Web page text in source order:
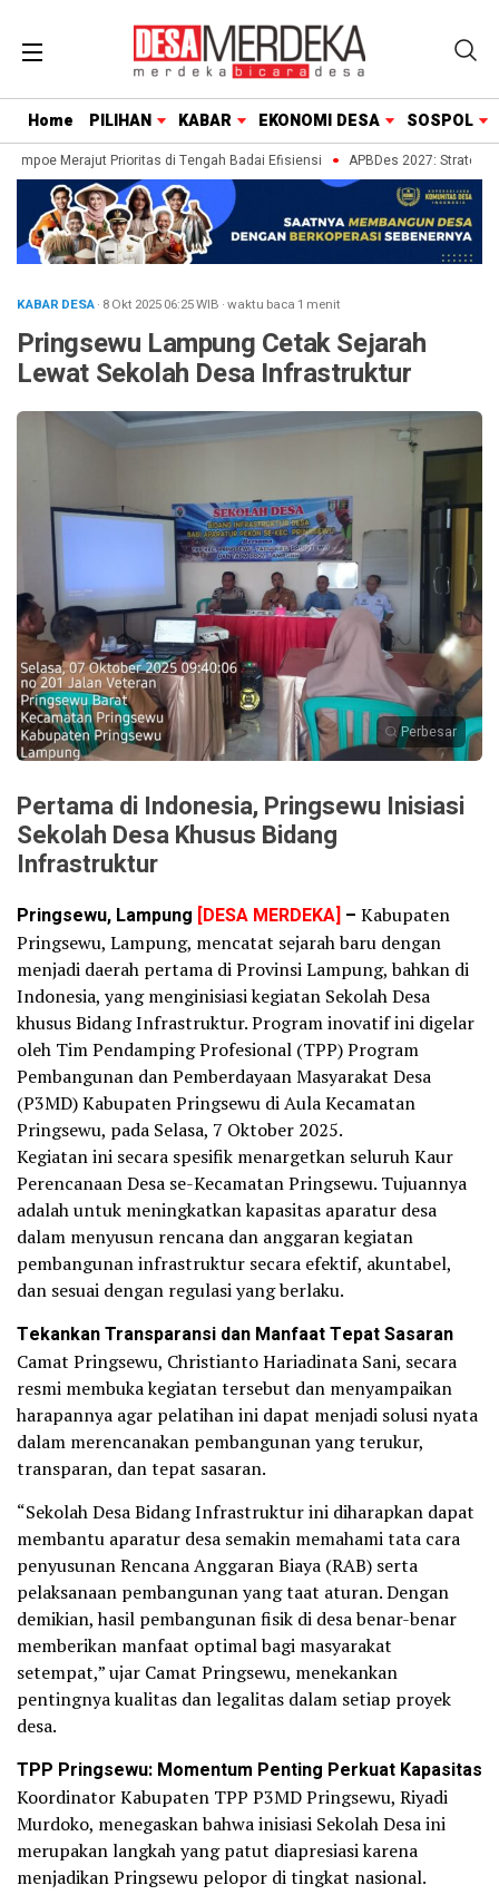
Home PILIHAN KABAR EKONOMI DESA SOSPOL
Merajut Prioritas di Tengah Badai Efisiensi APBDes 2027: Strategi
KABAR DESA· 8 Okt 202506:25WIB ·waktu baca 1 menit
Pringsewu Lampung Cetak Sejarah
Lewat Sekolah Desa Infrastruktur
Perbesar
Pertama di Indonesia, Pringsewu Inisiasi
Sekolah Desa Khusus Bidang
Infrastruktur
Pringsewu, Lampung [DESA MERDEKA] – Kabupaten
Pringsewu, Lampung, mencatat sejarah baru dengan
menjadi daerah pertama di Provinsi Lampung, bahkan di
Indonesia, yang menginisiasi kegiatan Sekolah Desa
khusus Bidang Infrastruktur. Program inovatif ini digelar
oleh Tim Pendamping Profesional (TPP) Program
Pembangunan dan Pemberdayaan Masyarakat Desa
(P3MD) Kabupaten Pringsewu di Aula Kecamatan
Pringsewu, pada Selasa, 7 Oktober 2025.
Kegiatan ini secara spesifik menargetkan seluruh Kaur
Perencanaan Desa se-Kecamatan Pringsewu. Tujuannya
adalah untuk meningkatkan kapasitas aparatur desa
dalam menyusun rencana dan anggaran kegiatan
pembangunan infrastruktur secara efektif, akuntabel,
dan sesuai dengan regulasi yang berlaku.
Tekankan Transparansi dan Manfaat Tepat Sasaran
Camat Pringsewu, Christianto Hariadinata Sani, secara
resmi membuka kegiatan tersebut dan menyampaikan
harapannya agar pelatihan ini dapat menjadi solusi nyata
dalam merencanakan pembangunan yang terukur,
transparan, dan tepat sasaran.
“Sekolah Desa Bidang Infrastruktur ini diharapkan dapat
membantu aparatur desa semakin memahami tata cara
penyusunan Rencana Anggaran Biaya (RAB) serta
pelaksanaan pembangunan yang taat aturan. Dengan
demikian, hasil pembangunan fisik di desa benar-benar
memberikan manfaat optimal bagi masyarakat
setempat,” ujar Camat Pringsewu, menekankan
pentingnya kualitas dan legalitas dalam setiap proyek
desa.
TPP Pringsewu: Momentum Penting Perkuat Kapasitas
Koordinator Kabupaten TPP P3MD Pringsewu, Riyadi
Murdoko, menegaskan bahwa inisiasi Sekolah Desa ini
merupakan langkah yang patut diapresiasi karena
menjadikan Pringsewu pelopor di tingkat nasional.